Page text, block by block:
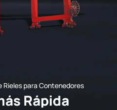
para Contenedores
Rápida